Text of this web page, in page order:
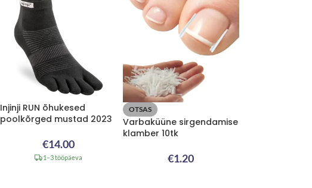
Injinji RUN õhukesed
poolkõrged mustad 2023
€14.00
1–3 tööpäeva
OTSAS
Varbaküüne sirgendamise
klamber 10tk
€1.20